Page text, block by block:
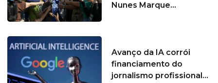
Nunes Marque...
Avanço da IA corrói
financiamento do
jornalismo profissional...